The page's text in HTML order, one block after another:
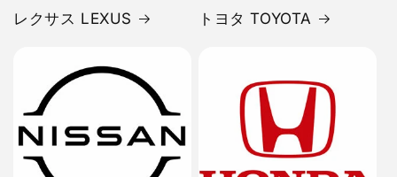
レクサス LEXUS トヨタ TOYOTA